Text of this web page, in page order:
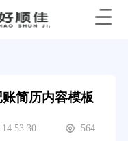
简历内容模板
564